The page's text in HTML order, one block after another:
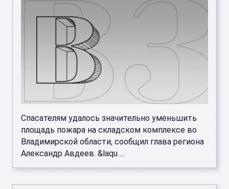
Спасателям удалось значительно уменьшить
площадь пожара на складском комплексе во
Владимирской области, сообщил глава региона
Александр Авдеев. &laqu ...